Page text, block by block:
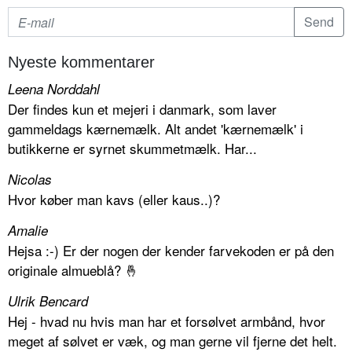
Nyeste kommentarer
Leena Norddahl
Der findes kun et mejeri i danmark, som laver
gammeldags kærnemælk. Alt andet 'kærnemælk' i
butikkerne er syrnet skummetmælk. Har...
Nicolas
Hvor køber man kavs (eller kaus..)?
Amalie
Hejsa :-) Er der nogen der kender farvekoden er på den
originale almueblå? 🤞
Ulrik Bencard
Hej - hvad nu hvis man har et forsølvet armbånd, hvor
meget af sølvet er væk, og man gerne vil fjerne det helt.